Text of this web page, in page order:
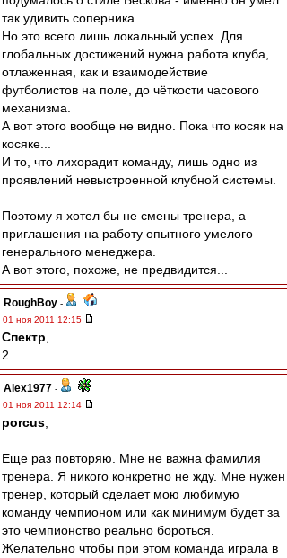
так удивить соперника.
Но это всего лишь локальный успех. Для
глобальных достижений нужна работа клуба,
отлаженная, как и взаимодействие
футболистов на поле, до чёткости часового
механизма.
А вот этого вообще не видно. Пока что косяк на
косяке...
И то, что лихорадит команду, лишь одно из
проявлений невыстроенной клубной системы.
Поэтому я хотел бы не смены тренера, а
приглашения на работу опытного умелого
генерального менеджера.
А вот этого, похоже, не предвидится...
RoughBoy -
01 ноя 2011 12:15
Спектр
2
Alex1977 -
01 ноя 2011 12:14
porcus
Еще раз повторяю. Мне не важна фамилия
тренера. Я никого конкретно не жду. Мне нужен
тренер, который сделает мою любимую
команду чемпионом или как минимум будет за
это чемпионство реально бороться.
Желательно чтобы при этом команда играла в